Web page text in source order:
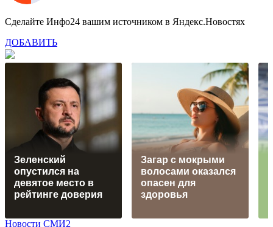
Сделайте Инфо24 вашим источником в Яндекс.Новостях
ДОБАВИТЬ
Зеленский
опустился на
девятое место в
рейтинге доверия
Загар с мокрыми
волосами оказался
опасен для
здоровья
Новости СМИ2